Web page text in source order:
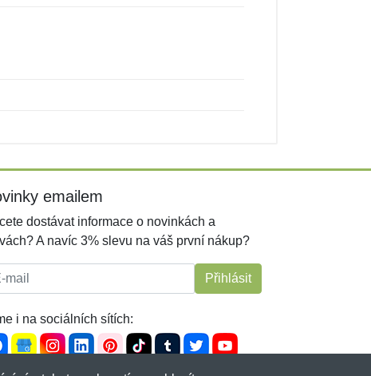
emailem
dostávat informace o novinkách a
A navíc 3% slevu na váš první nákup?
Přihlásit
i na sociálních sítích: